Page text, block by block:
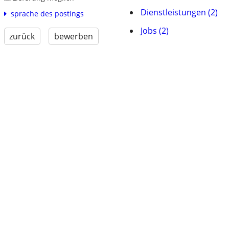
sprache des postings
zurück bewerben
Dienstleistungen (2)
Jobs (2)